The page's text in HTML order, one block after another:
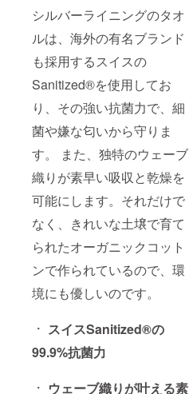
シルバーライニングのタオ
ルは、海外の有名ブランド
も採用するスイスの
Sanitized®を使用してお
り、その強い抗菌力で、細
菌や嫌な匂いから守りま
す。 また、独特のウェーブ
織りが素早い吸収と乾燥を
可能にします。それだけで
なく、きれいな土壌で育て
られたオーガニックコット
ンで作られているので、環
境にも優しいのです。
ㆍ スイスSanitized®の
99.9%抗菌力
ㆍ ウェーブ織りが叶える素